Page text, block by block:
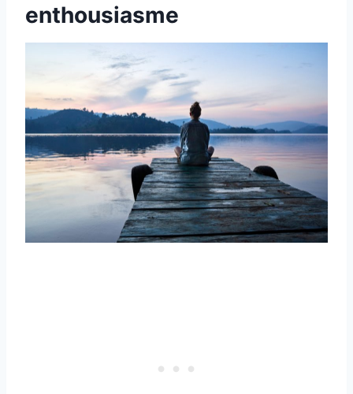
enthousiasme